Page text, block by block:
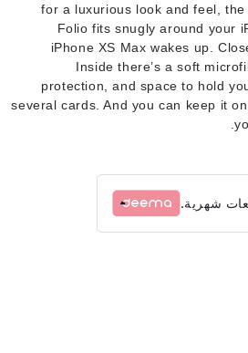
for a luxurious look and feel,
Folio fits snugly around your
iPhone XS Max wakes up.
Inside there’s a soft
protection, and space to hold
several cards. And you can keep it
شهرية.